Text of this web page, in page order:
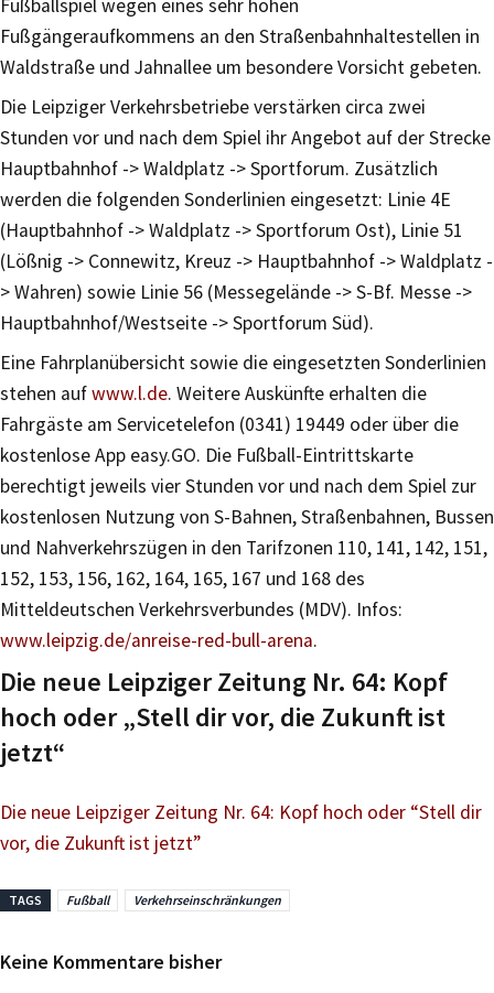
Fußballspiel wegen eines sehr hohen
Fußgängeraufkommens an den Straßenbahnhaltestellen in
Waldstraße und Jahnallee um besondere Vorsicht gebeten.
Die Leipziger Verkehrsbetriebe verstärken circa zwei
Stunden vor und nach dem Spiel ihr Angebot auf der Strecke
Hauptbahnhof -> Waldplatz -> Sportforum. Zusätzlich
werden die folgenden Sonderlinien eingesetzt: Linie 4E
(Hauptbahnhof -> Waldplatz -> Sportforum Ost), Linie 51
(Lößnig -> Connewitz, Kreuz -> Hauptbahnhof -> Waldplatz -
> Wahren) sowie Linie 56 (Messegelände -> S-Bf. Messe ->
Hauptbahnhof/Westseite -> Sportforum Süd).
Eine Fahrplanübersicht sowie die eingesetzten Sonderlinien
stehen aufwww.l.de. Weitere Auskünfte erhalten die
Fahrgäste am Servicetelefon (0341) 19449 oder über die
kostenlose App easy.GO. Die Fußball-Eintrittskarte
berechtigt jeweils vier Stunden vor und nach dem Spiel zur
kostenlosen Nutzung von S-Bahnen, Straßenbahnen, Bussen
und Nahverkehrszügen in den Tarifzonen 110, 141, 142, 151,
152, 153, 156, 162, 164, 165, 167 und 168 des
Mitteldeutschen Verkehrsverbundes (MDV). Infos:
www.leipzig.de/anreise-red-bull-arena.
Die neue Leipziger Zeitung Nr. 64: Kopf
hoch oder „Stell dir vor, die Zukunft ist
jetzt“
Die neue Leipziger Zeitung Nr. 64: Kopf hoch oder “Stell dir
vor, die Zukunft ist jetzt”
TAGS Fußball Verkehrseinschränkungen
Keine Kommentare bisher